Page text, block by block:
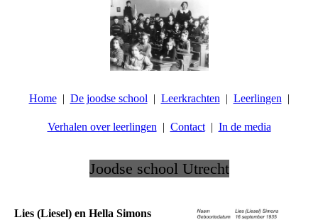
Home De joodse school Leerkrachten Leerlingen
Verhalen over leerlingen Contact In de media
Joodse school Utrecht
Lies (Liesel) en Hella Simons